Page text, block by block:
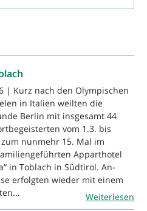
| Kurz nach den Olympischen
in Italien weilten die
Berlin mit insgesamt 44
vom 1.3. bis
zum nunmehr 15. Mal im
Apparthotel
in Toblach in Südtirol. An-
erfolgten wieder mit einem
Weiterlesen